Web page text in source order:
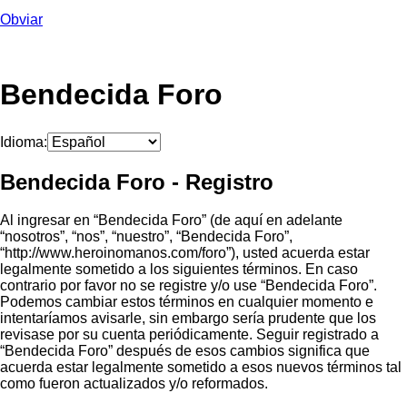
Obviar
Bendecida Foro
Idioma:
Bendecida Foro - Registro
Al ingresar en “Bendecida Foro” (de aquí en adelante
“nosotros”, “nos”, “nuestro”, “Bendecida Foro”,
“http://www.heroinomanos.com/foro”), usted acuerda estar
legalmente sometido a los siguientes términos. En caso
contrario por favor no se registre y/o use “Bendecida Foro”.
Podemos cambiar estos términos en cualquier momento e
intentaríamos avisarle, sin embargo sería prudente que los
revisase por su cuenta periódicamente. Seguir registrado a
“Bendecida Foro” después de esos cambios significa que
acuerda estar legalmente sometido a esos nuevos términos tal
como fueron actualizados y/o reformados.